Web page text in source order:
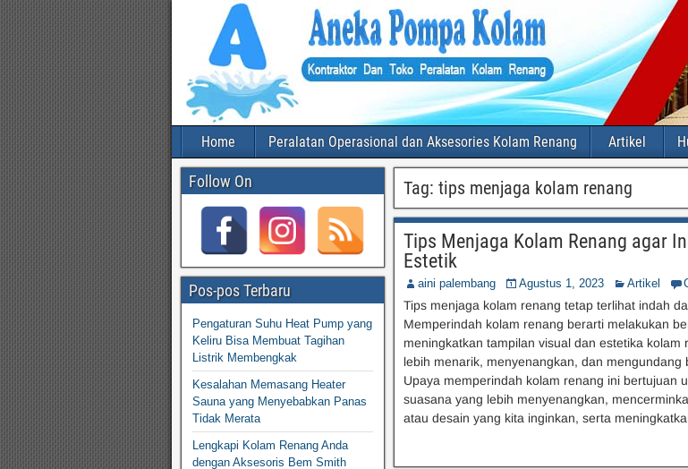
Home Peralatan Operasional dan Aksesories Kolam Renang Artikel
Tag: tips menjaga kolam renang
Tips Menjaga Kolam Renang agar
Estetik
aini palembang Agustus 1, 2023 Artikel
Tips menjaga kolam renang tetap terlihat indah
Memperindah kolam renang berarti melakukan
meningkatkan tampilan visual dan estetika kolam
lebih menarik, menyenangkan, dan mengundang
Upaya memperindah kolam renang ini bertujuan
suasana yang lebih menyenangkan,
atau desain yang kita inginkan, serta
Follow On
Pos-pos Terbaru
Pengaturan Suhu Heat Pump yang
Keliru Bisa Membuat Tagihan
Listrik Membengkak
Kesalahan Memasang Heater
Sauna yang Menyebabkan Panas
Tidak Merata
Lengkapi Kolam Renang Anda
dengan Aksesoris Bem Smith